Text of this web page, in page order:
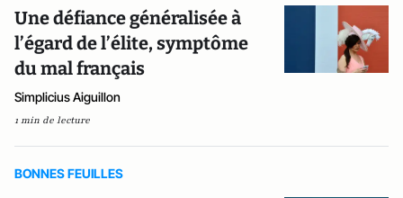
Une défiance généralisée à
l’égard de l’élite, symptôme
du mal français
Simplicius Aiguillon
1 min de lecture
BONNES FEUILLES